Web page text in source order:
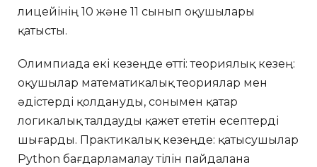
лицейінің 10 және 11 сынып оқушылары
қатысты.
Олимпиада екі кезеңде өтті: теориялық кезең:
оқушылар математикалық теориялар мен
әдістерді қолдануды, сонымен қатар
логикалық талдауды қажет ететін есептерді
шығарды. Практикалық кезеңде: қатысушылар
Python бағдарламалау тілін пайдалана